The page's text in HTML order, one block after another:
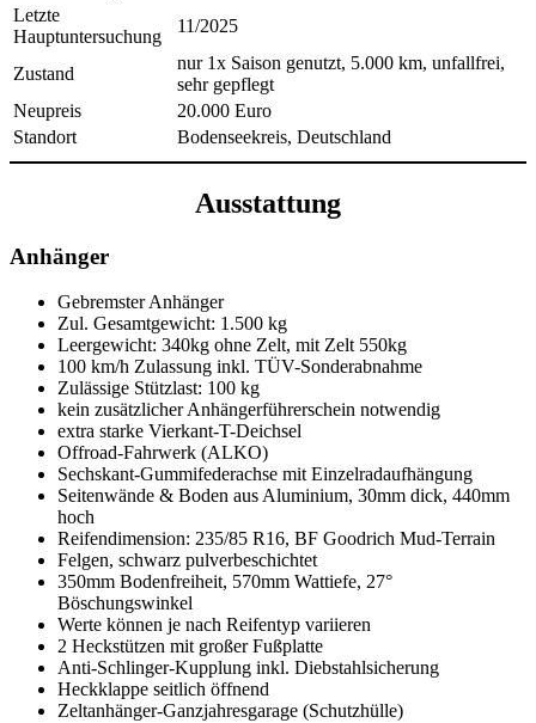
Letzte
Hauptuntersuchung
11/2025
Zustand
nur 1x Saison genutzt, 5.000 km, unfallfrei,
sehr gepflegt
Neupreis
20.000 Euro
Standort
Bodenseekreis, Deutschland
Ausstattung
Anhänger
Gebremster Anhänger
Zul. Gesamtgewicht: 1.500 kg
Leergewicht: 340kg ohne Zelt, mit Zelt 550kg
100 km/h Zulassung inkl. TÜV-Sonderabnahme
Zulässige Stützlast: 100 kg
kein zusätzlicher Anhängerführerschein notwendig
extra starke Vierkant-T-Deichsel
Offroad-Fahrwerk (ALKO)
Sechskant-Gummifederachse mit Einzelradaufhängung
Seitenwände & Boden aus Aluminium, 30mm dick, 440mm
hoch
Reifendimension: 235/85 R16, BF Goodrich Mud-Terrain
Felgen, schwarz pulverbeschichtet
350mm Bodenfreiheit, 570mm Wattiefe, 27°
Böschungswinkel
Werte können je nach Reifentyp variieren
2 Heckstützen mit großer Fußplatte
Anti-Schlinger-Kupplung inkl. Diebstahlsicherung
Heckklappe seitlich öffnend
Zeltanhänger-Ganzjahresgarage (Schutzhülle)